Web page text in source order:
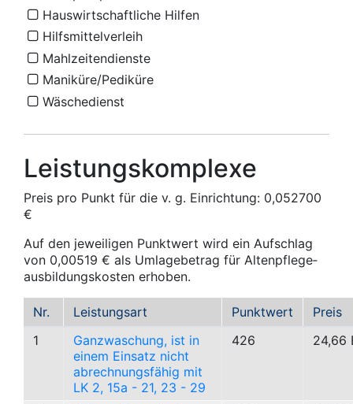
Hauswirtschaftliche Hilfen
Hilfsmittelverleih
Mahlzeitendienste
Maniküre/Pediküre
Wäschedienst
Leistungskomplexe
Preis pro Punkt für die v. g. Einrichtung: 0,052700
€
Auf den jeweiligen Punktwert wird ein Aufschlag
von 0,00519 € als Umlagebetrag für Alten­pflege­
ausbildungs­kosten erhoben.
Nr. Leistungsart Punktwert
Preis
1
Ganzwaschung, ist in
einem Einsatz nicht
abrechnungsfähig mit
LK 2, 15a - 21, 23 - 29
426 24,66